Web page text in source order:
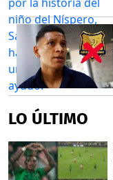
LO ÚLTIMO